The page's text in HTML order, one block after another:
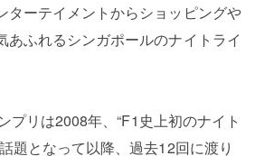
ターテイメントからショッピングや
あふれるシンガポールのナイトライ
プリは2008年、“F1史上初のナイト
題となって以降、過去12回に渡り